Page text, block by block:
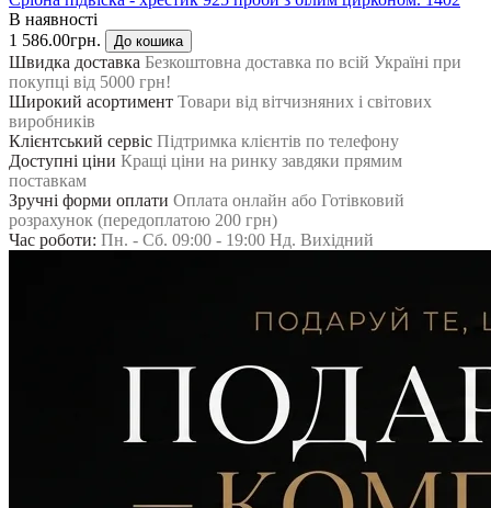
В наявності
1 586.00грн.
До кошика
Швидка доставка Безкоштовна доставка по всій Україні при
покупці від 5000 грн!
Широкий асортимент Товари від вітчизняних і світових
виробників
Клієнтський сервіс Підтримка клієнтів по телефону
Доступні ціни Кращі ціни на ринку завдяки прямим
поставкам
Зручні форми оплати Оплата онлайн або Готівковий
розрахунок (передоплатою 200 грн)
Час роботи: Пн. - Сб. 09:00 - 19:00 Нд. Вихідний